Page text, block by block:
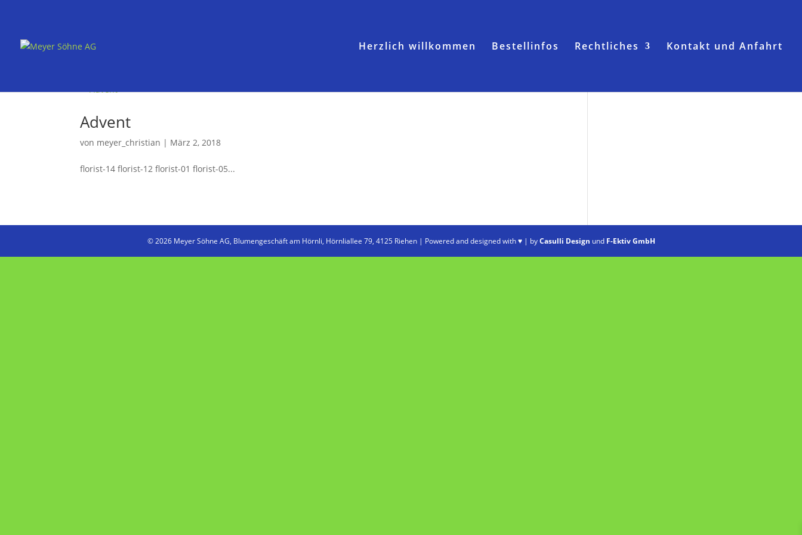
Herzlich willkommen Bestellinfos Rechtliches Kontakt und Anfahrt
Advent
von meyer_christian | März 2, 2018
florist-14 florist-12 florist-01 florist-05...
© 2026 Meyer Söhne AG, Blumengeschäft am Hörnli, Hörnliallee 79, 4125 Riehen | Powered and designed with ♥ | byCasulli Design und F-Ektiv GmbH